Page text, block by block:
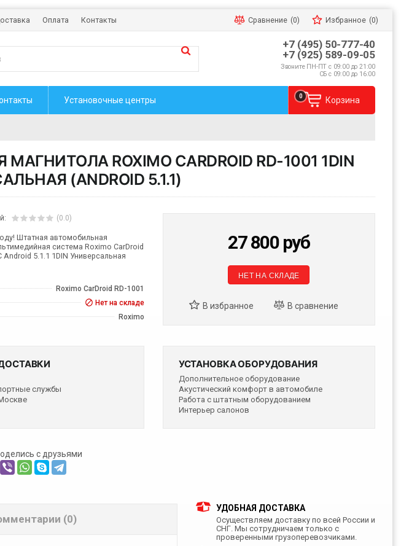
Оплата Контакты Сравнение (0) Избранное (0)
+7 (495) 50-777-40
+7 (925) 589-09-05
Звоните ПН-ПТ с 09:00 до 21:00
СБ с 09:00 до 16:00
Установочные центры Корзина
0
ROXIMO CARDROID RD-1001 1DIN
(ANDROID 5.1.1)
(0.0)
Штатная автомобильная
система Roximo CarDroid
Android 5.1.1 1DIN Универсальная
Roximo CarDroid RD-1001
Нет на складе
Roximo
27 800 руб
НЕТ НА СКЛАДЕ
службы
УСТАНОВКА ОБОРУДОВАНИЯ
Дополнительное оборудование
Акустический комфорт в автомобиле
Работа с штатным оборудованием
Интерьер салонов
с друзьями
(0)
УДОБНАЯ ДОСТАВКА
Осуществляем доставку по всей России и
СНГ. Мы сотрудничаем только с
проверенными грузоперевозчиками.